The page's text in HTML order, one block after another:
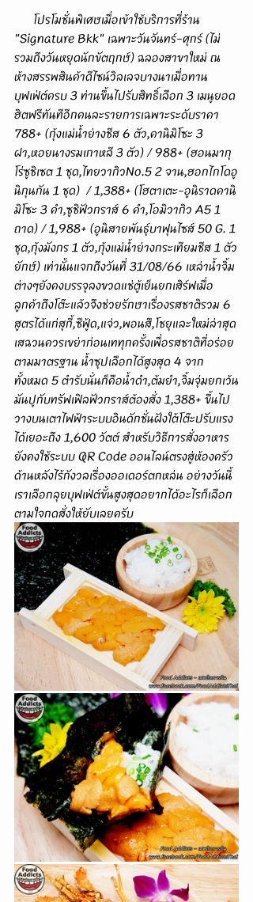
"Signature Bkk" เฉพาะวันจันทร์-ศุกร์ (ไม่
รวมถึงวันหยุดนักขัตฤกษ์) ฉลองสาขาใหม่ ณ
ห้างสรรพสินค้าดีไซน์วิลเลจบางนาเมื่อทาน
บุฟเฟ่ต์ครบ 3 ท่านขึ้นไปรับสิทธิ์เลือก 3 เมนูยอด
ฮิตฟรีทันทีอีกคนละรายการเฉพาะระดับราคา
788+ (กุ้งแม่น้ำย่างชีส 6 ตัว,คานิมิโซะ 3
ฝา,หอยนางรมเกาหลี 3 ตัว) / 988+ (ฮอนมากุ
โร่ซูชิเซต 1 ชุด,ไทยวากิวNo.5 2 จาน,ฮอกไกโดอู
นิกุนกัน 1 ชุด)  / 1,388+ (โฮตาเตะ-อูนิราดคานิ
มิโซะ 3 คำ,ซูชิฟัวกราส์ 6 คำ,โอมิวากิว A5 1
ถาด) / 1,988+ (อูนิสายพันธุ์บาฟุนไซส์ 50 G. 1
ชุด,กุ้งมังกร 1 ตัว,กุ้งแม่น้ำย่างกระเทียมชีส 1 ตัว
ยักษ์) เท่านั้นแจกถึงวันที่ 31/08/66 เหล่าน้ำจิ้ม
ต่างๆยังคงบรรจุลงขวดแช่ตู้เย็นยกเสิร์ฟเมื่อ
ลูกค้าถึงโต๊ะแล้วจึงช่วยรักษาเรื่องรสชาติรวม 6
สูตรได้แก่สุกี้,ซีฟู้ด,แจ่ว,พอนสึ,โชยุและใหม่ล่าสุด
เสฉวนควรเขย่าก่อนเททุกครั้งเพื่อรสชาติที่อร่อย
ตามมาตรฐาน น้ำซุปเลือกได้สูงสุด 4 จาก
ทั้งหมด 5 ตำรับนั่นก็คือน้ำดำ,ต้มยำ,จิ้มจุ่มยกเว้น
มันปูกับทรัฟเฟิลฟัวกราส์ต้องสั่ง 1,388+ ขึ้นไป
วางบนเตาไฟฟ้าระบบอินดักชั่นฝังใต้โต๊ะปรับแรง
ได้เยอะถึง 1,600 วัตต์ สำหรับวิธีการสั่งอาหาร
ยังคงใช้ระบบ QR Code ออนไลน์ตรงสู่ห้องครัว
ด้านหลังไร้กังวลเรื่องออเดอร์ตกหล่น อย่างวันนี้
เราเลือกลุยบุฟเฟ่ต์ขั้นสูงสุดอยากได้อะไรก็เลือก
ตามใจกดสั่งให้ยับเลยครับ